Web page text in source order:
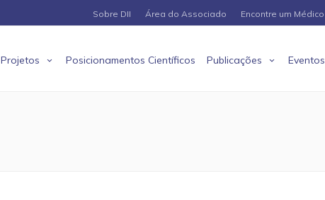
Sobre DII Área do Associado Encontre um Médico
Projetos Posicionamentos Científicos Publicações Eventos